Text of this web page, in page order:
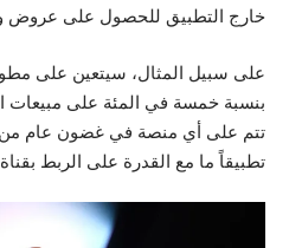
خارج التطبيق للحصول على عروض
على سبيل المثال، سيتعين على
بنسبة خمسة في المئة على مبيعات
تتم على أي منصة في غضون عام من
تطبيقاً ما مع القدرة على الربط